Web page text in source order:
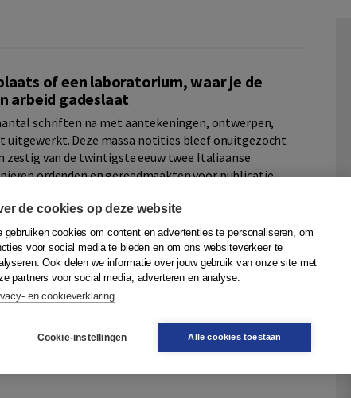
of een laboratorium, waar je de
arbeid gadeslaat
schriften na met aantekeningen, ontwerpen,
uitgewerkt. Deze massa notities bleef onuitgezocht
van de twintigste eeuw twee Italiaanse
ordenden en gereedmaakten voor publicatie.
het belang van deze nalatenschap voor een juist
Nietzsches notities over het Europese nihilisme en
Kritische Studienausgabe in 15 Bänden.
Verlag / Walter de Gruyter) 1980; 19882. Deze tekst
. Berlijn (Walter de Gruyter) 1967-1977.
Montinari
de cookies op deze website
gebruiken cookies om content en advertenties te personaliseren, om
voor social media te bieden en om ons websiteverkeer te
Ook delen we informatie over jouw gebruik van onze site met
partners voor social media, adverteren en analyse.
en cookieverklaring
Cookie-instellingen Alle cookies toestaan